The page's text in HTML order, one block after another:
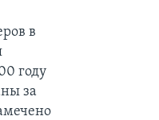
в
году
за